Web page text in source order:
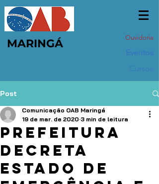
MARINGÁ Ouvidoria
Post
Prefeitura
decreta
estado de
Comunicação OAB Maringá
19 de mar. de 2020 3 min de leitura